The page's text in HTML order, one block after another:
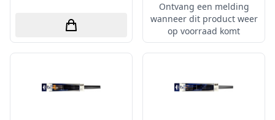
Papers for You
Prills
Ontvang een melding
wanneer dit product weer
op voorraad komt